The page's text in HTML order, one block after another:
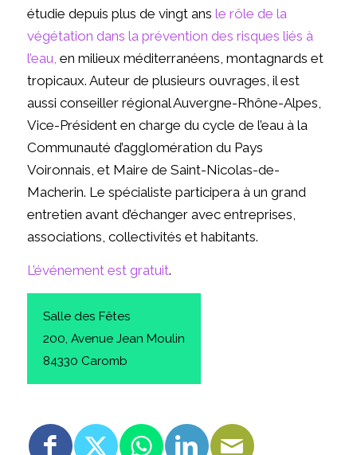
étudie depuis plus de vingt ans le rôle de la
végétation dans la prévention des risques liés à
l’eau, en milieux méditerranéens, montagnards et
tropicaux. Auteur de plusieurs ouvrages, il est
aussi conseiller régional Auvergne-Rhône-Alpes,
Vice-Président en charge du cycle de l’eau à la
Communauté d’agglomération du Pays
Voironnais, et Maire de Saint-Nicolas-de-
Macherin. Le spécialiste participera à un grand
entretien avant d’échanger avec entreprises,
associations, collectivités et habitants.
L’événement est gratuit.
Salle des Fêtes
200, Avenue Jean Moulin
84330 Caromb